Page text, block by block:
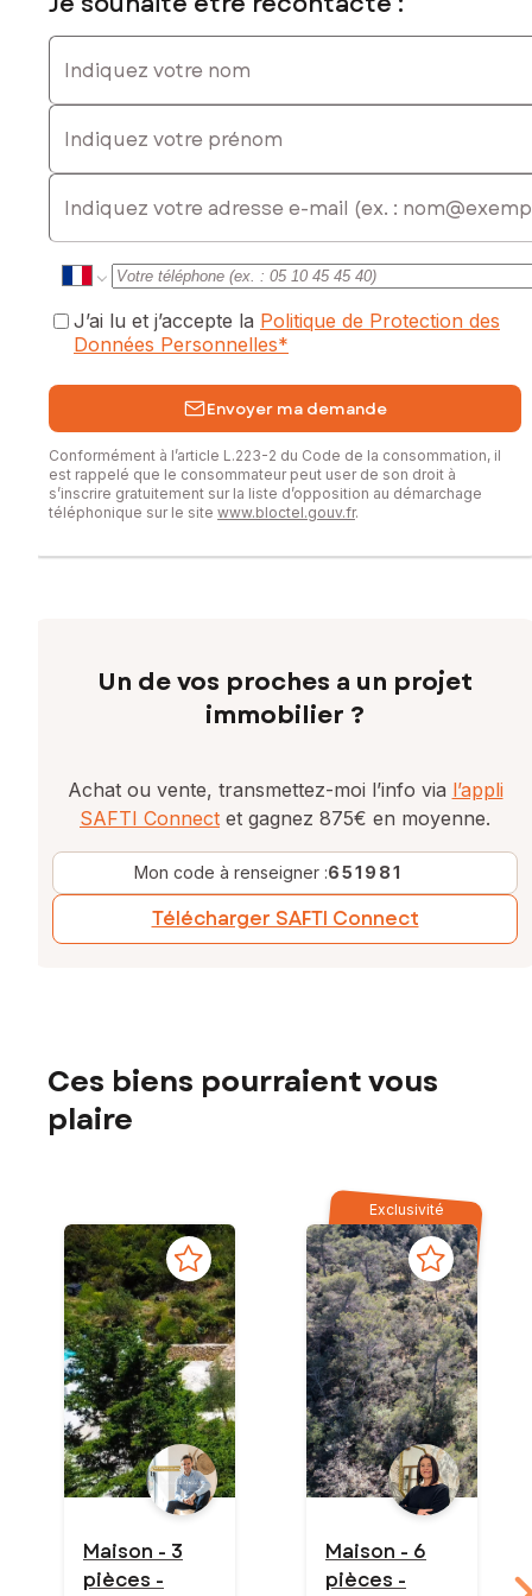
• Terrain de pétanque
• Environnement calme et verdoyant
• Proximité des commerces, écoles et transports
restant fidèles à la réalité du bien .
Une opportunité rare pour les amateurs de biens
cadre provençal recherché.
À visiter sans tarder !
exposé sont disponibles sur le site Géorisques :
www.georisques.gouv.fr
Prix de vente : 335 000 €
Honoraires charge vendeur
Indiquez votre nom
Indiquez votre prénom
E-mail
J’ai lu et j’accepte la Politique de Protection des
Données Personnelles*
Envoyer ma demande
Conformément à l’article L.223-2 du Code de la consommation, il
est rappelé que le consommateur peut user de son droit à
s’inscrire gratuitement sur la liste d’opposition au démarchage
téléphonique sur le site www.bloctel.gouv.fr.
Un de vos proches a un projet
immobilier ?
Achat ou vente, transmettez-moi l’info via l’appli
SAFTI Connect et gagnez 875€ en moyenne.
Mon code à renseigner :651981
Télécharger SAFTI Connect
Ces biens pourraient vous
plaire
Maison - 3
pièces -
Exclusivité
Maison - 6
pièces -